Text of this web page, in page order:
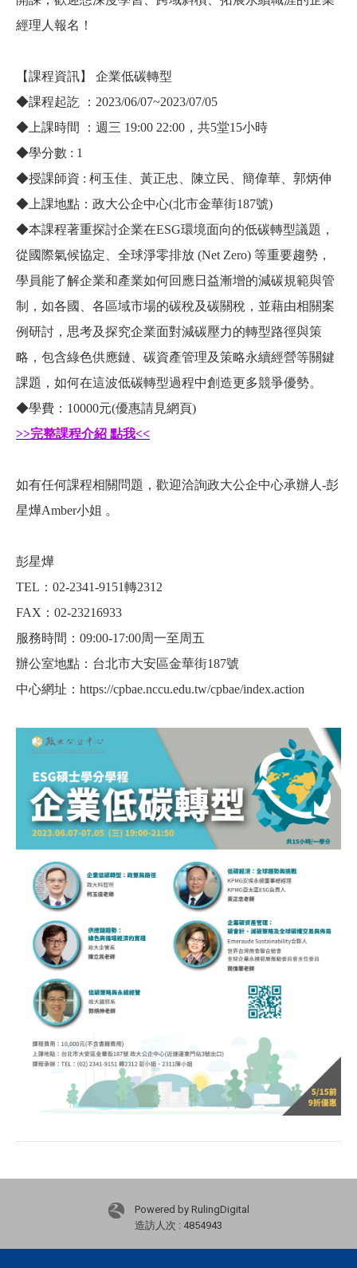
經理人報名！
【課程資訊】 企業低碳轉型
◆課程起訖 ：2023/06/07~2023/07/05
◆ 上課時間 ：週三 19:00 22:00，共5堂15小時
◆學分數 : 1
◆授課師資 : 柯玉佳、黃正忠、陳立民、簡偉華、郭炳伸
◆ 上課地點：政大公企中心(北市金華街187號)
◆本課程著重探討企業在ESG環境面向的低碳轉型議題，
從國際氣候協定、全球淨零排放 (Net Zero) 等重要趨勢，
學員能了解企業和產業如何回應日益漸增的減碳規範與管
制，如各國、各區域市場的碳稅及碳關稅，並藉由相關案
例研討，思考及探究企業面對減碳壓力的轉型路徑與策
略，包含綠色供應鏈、碳資產管理及策略永續經營等關鍵
課題，如何在這波低碳轉型過程中創造更多競爭優勢。
◆學費：10000元(優惠請見網頁)
>>完整課程介紹 點我<<
如有任何課程相關問題，歡迎洽詢政大公企中心承辦人-彭
星燁Amber小姐 。
彭星燁
TEL ： 02-2341-9151轉2312
FAX ： 02-23216933
服務時間：09:00-17:00周一至周五
辦公室地點：台北市大安區金華街187號
中心網址：https://cpbae.nccu.edu.tw/cpbae/index.action
Powered by RulingDigital
造訪人次 : 4854943